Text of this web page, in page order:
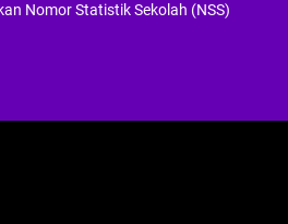
Nomor Statistik Sekolah (NSS)